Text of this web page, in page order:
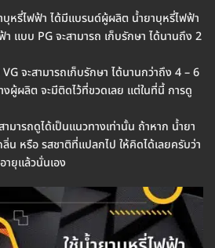
หรี่ไฟฟ้า ได้มีแบรนด์ผู้ผลิต น้ำยาบุหรี่ไฟฟ้า
แบบ PG จะสามารถ เก็บรักษา ได้นานถึง 2
จะสามารถเก็บรักษา ได้นานกว่าถึง 4 – 6
ผู้ผลิต จะมีติดไว้ที่ขวดเลย แต่ในที่นี้ การดู
มารถดูได้เป็นแนวทางเท่านั้น ถ้าหาก น้ำยา
น หรือ รสชาติที่แปลกไป ให้คิดได้เลยครับว่า
ายุแล้วนั่นเอง